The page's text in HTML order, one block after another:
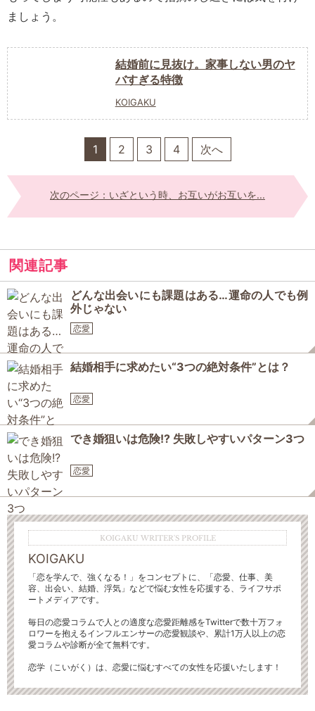
ましょう。
結婚前に見抜け。家事しない男のヤ
バすぎる特徴
KOIGAKU
1 2 3 4 次へ
次のページ：いざという時、お互いがお互いを...
関連記事
どんな出会いにも課題はある…運命の人でも例
外じゃない
恋愛
結婚相手に求めたい“3つの絶対条件”とは？
恋愛
でき婚狙いは危険!? 失敗しやすいパターン3つ
恋愛
KOIGAKU WRITER'S PROFILE
KOIGAKU
「恋を学んで、強くなる！」をコンセプトに、「恋愛、仕事、美
容、出会い、結婚、浮気」などで悩む女性を応援する、ライフサポ
ートメディアです。
毎日の恋愛コラムで人との適度な恋愛距離感をTwitterで数十万フォ
ロワーを抱えるインフルエンサーの恋愛観談や、累計1万人以上の恋
愛コラムや診断が全て無料です。
恋学（こいがく）は、恋愛に悩むすべての女性を応援いたします！